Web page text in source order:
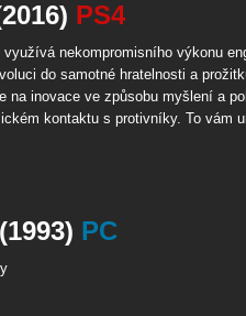
PS4
využívá nekompromisního výkonu
do samotné hratelnosti a
na inovace ve způsobu myšlení a
kontaktu s protivníky. To vám
PC